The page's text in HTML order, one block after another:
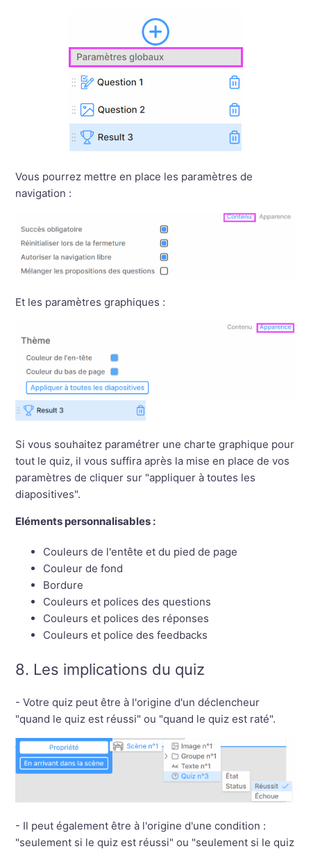
Vous pourrez mettre en place les paramètres de
navigation :
Et les paramètres graphiques :
Si vous souhaitez paramétrer une charte graphique pour
tout le quiz, il vous suffira après la mise en place de vos
paramètres de cliquer sur "appliquer à toutes les
diapositives".
Eléments personnalisables :
Couleurs de l'entête et du pied de page
Couleur de fond
Bordure
Couleurs et polices des questions
Couleurs et polices des réponses
Couleurs et police des feedbacks
8. Les implications du quiz
- Votre quiz peut être à l'origine d'un déclencheur
"quand le quiz est réussi" ou "quand le quiz est raté".
- Il peut également être à l'origine d'une condition :
"seulement si le quiz est réussi" ou "seulement si le quiz